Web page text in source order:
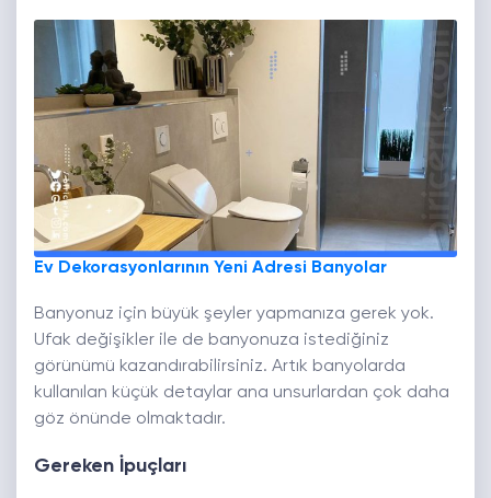
Ev Dekorasyonlarının Yeni Adresi Banyolar
Banyonuz için büyük şeyler yapmanıza gerek yok.
Ufak değişikler ile de banyonuza istediğiniz
görünümü kazandırabilirsiniz. Artık banyolarda
kullanılan küçük detaylar ana unsurlardan çok daha
göz önünde olmaktadır.
Gereken İpuçları